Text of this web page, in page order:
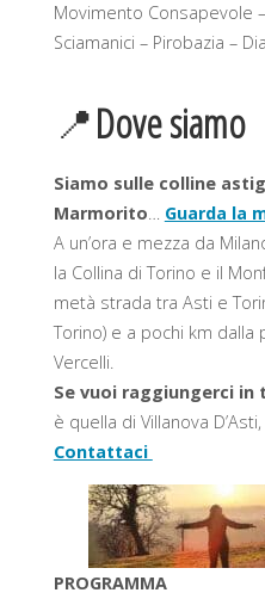
Movimento Consapevole
Sciamanici – Pirobazia –
📍Dove siamo
Siamo sulle colline
Marmorito… Guarda la
A un’ora e mezza da
la Collina di Torino e il
metà strada tra Asti e
Torino) e a pochi km dalla
Vercelli.
Se vuoi raggiungerci in
è quella di Villanova
Contattaci
PROGRAMMA